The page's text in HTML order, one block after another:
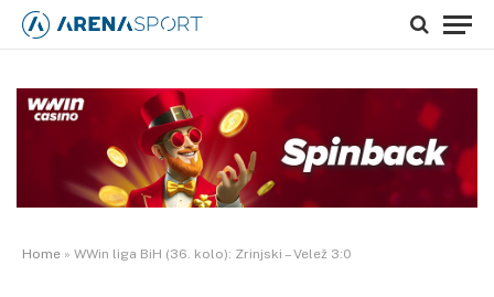
Home » WWin liga BiH (36. kolo): Zrinjski – Velež 3:0